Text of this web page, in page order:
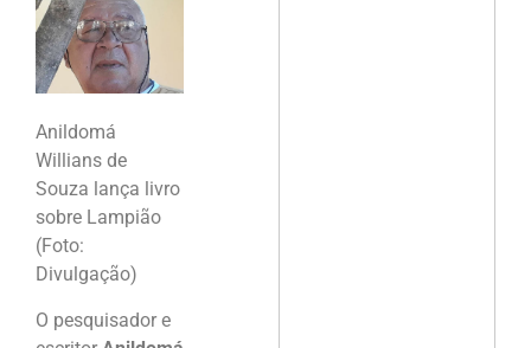
Anildomá
Willians de
Souza lança livro
sobre Lampião
(Foto:
Divulgação)
O pesquisador e